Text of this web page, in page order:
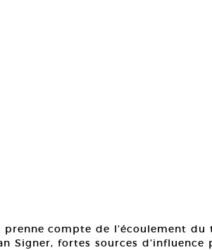
prenne compte de l’écoulement
Signer, fortes sources d’influence